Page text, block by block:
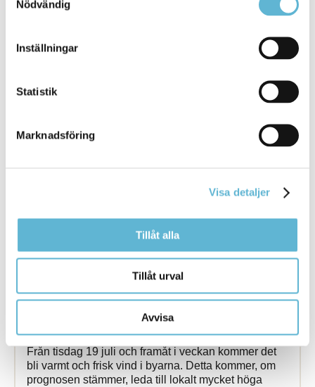
Nödvändig
Inställningar
Statistik
Marknadsföring
Visa detaljer
Tillåt alla
Tillåt urval
Avvisa
[Arkiverad] PEP-gruppen på Alvikenskolan
PEP-gruppen på Alvikenskolan arbetar strukturerat
med rörelse, idrott och aktiviteter. ... PEP-gruppen på
[Arkiverad]Undvikatt elda utomhus
2 April 2024
Från tisdag 19 juli och framåt i veckan kommer det
bli varmt och frisk vind i byarna. Detta kommer, om
prognosen stämmer, leda till lokalt mycket höga